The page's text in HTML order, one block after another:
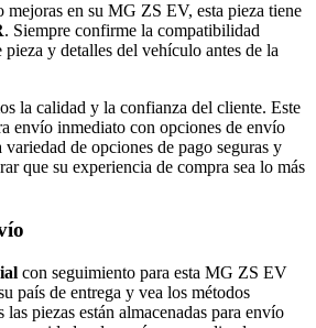
mejoras en su MG ZS EV, esta pieza tiene
. Siempre confirme la compatibilidad
y detalles del vehículo antes de la
la calidad y la confianza del cliente. Este
envío inmediato con opciones de envío
de opciones de pago seguras y
que su experiencia de compra sea lo más
con seguimiento para esta MG ZS EV
país de entrega y vea los métodos
piezas están almacenadas para envío